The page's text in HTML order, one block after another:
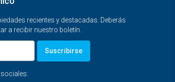
recientes y destacadas. Deberás
a recibir nuestro boletín.
Suscribirse